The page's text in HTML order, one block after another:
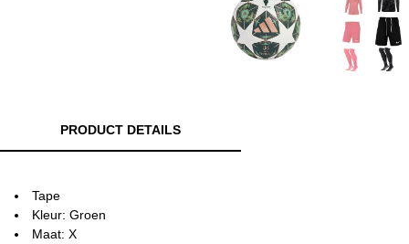
PRODUCT DETAILS
Tape
Kleur: Groen
Maat: X